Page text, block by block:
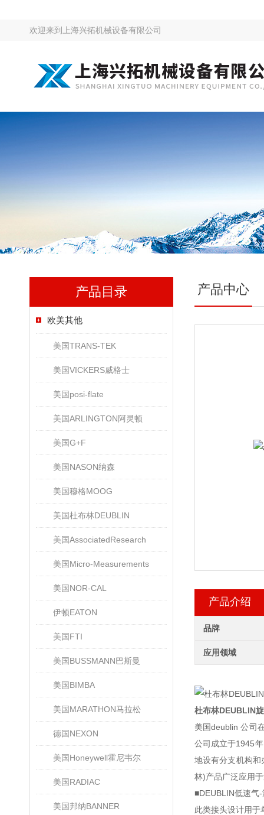
欢迎来到 上海兴拓机械设备有限公司
产品目录
欧美其他
美国TRANS-TEK
美国VICKERS威格士
美国posi-flate
美国ARLINGTON阿灵顿
美国G+F
美国NASON纳森
美国穆格MOOG
美国杜布林DEUBLIN
美国AssociatedResearch
美国Micro-Measurements
美国NOR-CAL
伊顿EATON
美国FTI
美国BUSSMANN巴斯曼
美国BIMBA
美国MARATHON马拉松
德国NEXON
美国Honeywell霍尼韦尔
美国RADIAC
美国邦纳BANNER
产品中心
产品介绍
品牌
应用领域
杜布林DEUBLIN
美国deublin 公司
公司成立于1945
地设有分支机构和
林)产品广泛应用
■DEUBLIN低速气
此类接头设计用于